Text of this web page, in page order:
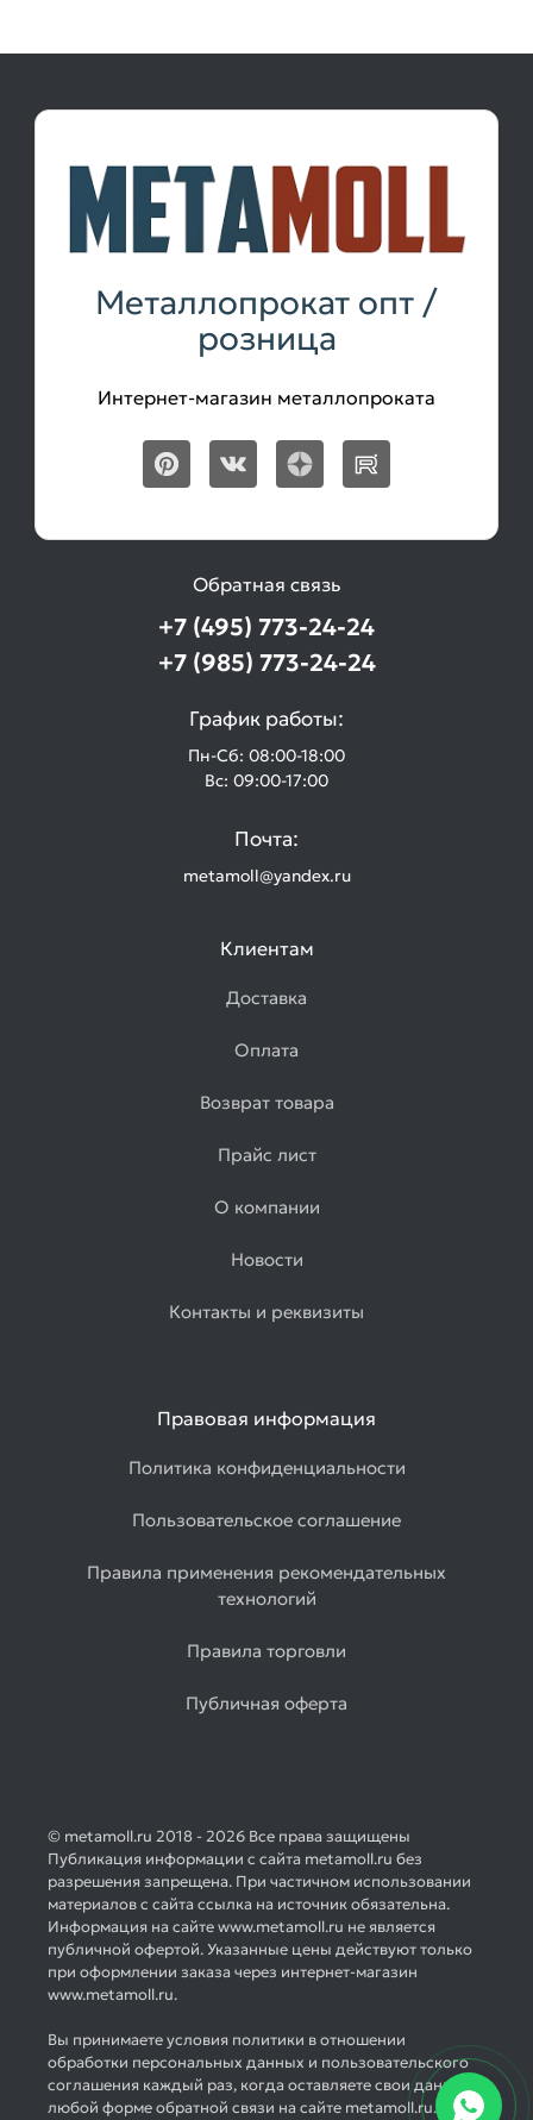
Металлопрокат опт /
розница
Интернет-магазин металлопроката
Обратная связь
+7 (495) 773-24-24
+7 (985) 773-24-24
График работы:
Пн-Сб: 08:00-18:00
Вс: 09:00-17:00
Почта:
metamoll@yandex.ru
Клиентам
Доставка
Оплата
Возврат товара
Прайс лист
О компании
Новости
Контакты и реквизиты
Правовая информация
Политика конфиденциальности
Пользовательское соглашение
Правила применения рекомендательных
технологий
Правила торговли
Публичная оферта
© metamoll.ru 2018 - 2026 Все права защищены
Публикация информации с сайта metamoll.ru без
разрешения запрещена. При частичном использовании
материалов с сайта ссылка на источник обязательна.
Информация на сайте www.metamoll.ru не является
публичной офертой. Указанные цены действуют только
при оформлении заказа через интернет-магазин
www.metamoll.ru.
Вы принимаете условия политики в отношении
обработки персональных данных и пользовательского
соглашения каждый раз, когда оставляете свои данные в
любой форме обратной связи на сайте metamoll.ru.